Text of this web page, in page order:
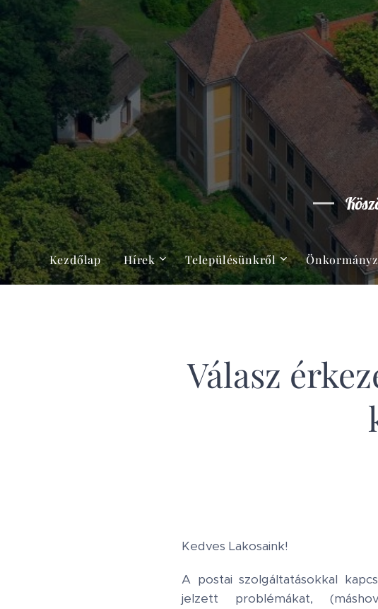
Kezdőlap Hírek Településünkről
Válasz
Kedves Lakosaink!
A postai szolgáltatásokkal
jelzett problémákat,